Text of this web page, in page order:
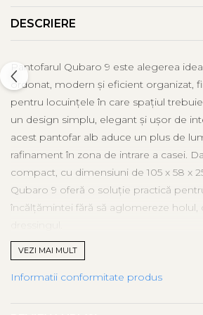
DESCRIERE
Pantofarul Qubaro 9 este alegerea
ordonat, modern și eficient organizat,
pentru locuințele în care spațiul
un design simplu, elegant și ușor de
acest pantofar alb aduce un plus de
rafinament în zona de intrare a casei.
compact, cu dimensiuni de 105 x 58 x
Qubaro 9 oferă o soluție practică
încălțămintei fără să aglomereze holul,
Acest mobilier pentru hol este
sistem foarte util pentru organizarea
rabatabile permit acces rapid și comod
VEZI MAI MULT
Informatii conformitate produs